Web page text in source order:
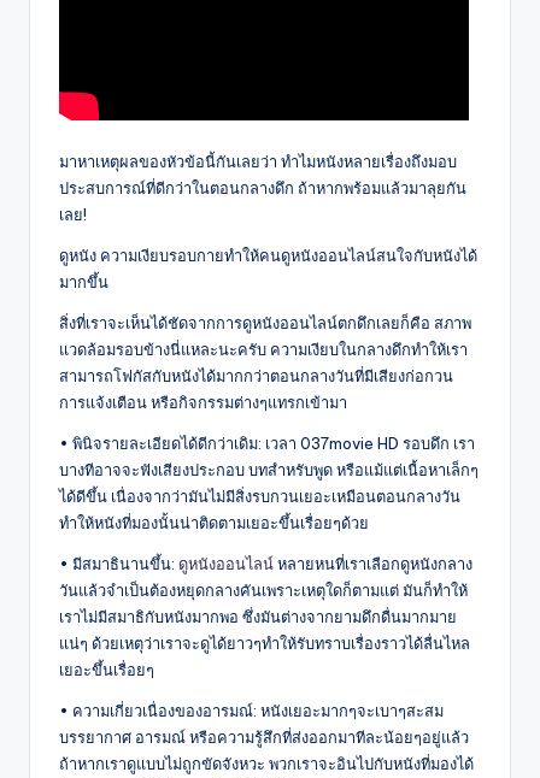
มาหาเหตุผลของหัวข้อนี้กันเลยว่า ทำไมหนังหลายเรื่องถึงมอบ
ประสบการณ์ที่ดีกว่าในตอนกลางดึก ถ้าหากพร้อมแล้วมาลุยกัน
เลย!
ดูหนัง ความเงียบรอบกายทำให้คนดูหนังออนไลน์สนใจกับหนังได้
มากขึ้น
สิ่งที่เราจะเห็นได้ชัดจากการดูหนังออนไลน์ตกดึกเลยก็คือ สภาพ
แวดล้อมรอบข้างนี่แหละนะครับ ความเงียบในกลางดึกทำให้เรา
สามารถโฟกัสกับหนังได้มากกว่าตอนกลางวันที่มีเสียงก่อกวน
การแจ้งเตือน หรือกิจกรรมต่างๆแทรกเข้ามา
• พินิจรายละเอียดได้ดีกว่าเดิม: เวลา 037movie HD รอบดึก เรา
บางทีอาจจะฟังเสียงประกอบ บทสำหรับพูด หรือแม้แต่เนื้อหาเล็กๆ
ได้ดีขึ้น เนื่องจากว่ามันไม่มีสิ่งรบกวนเยอะเหมือนตอนกลางวัน
ทำให้หนังที่มองนั้นน่าติดตามเยอะขึ้นเรื่อยๆด้วย
• มีสมาธินานขึ้น: ดูหนังออนไลน์หลายหนที่เราเลือกดูหนังกลาง
วันแล้วจำเป็นต้องหยุดกลางคันเพราะเหตุใดก็ตามแต่ มันก็ทำให้
เราไม่มีสมาธิกับหนังมากพอ ซึ่งมันต่างจากยามดึกดื่นมากมาย
แน่ๆ ด้วยเหตุว่าเราจะดูได้ยาวๆทำให้รับทราบเรื่องราวได้ลื่นไหล
เยอะขึ้นเรื่อยๆ
• ความเกี่ยวเนื่องของอารมณ์: หนังเยอะมากๆจะเบาๆสะสม
บรรยากาศ อารมณ์ หรือความรู้สึกที่ส่งออกมาทีละน้อยๆอยู่แล้ว
ถ้าหากเราดูแบบไม่ถูกขัดจังหวะ พวกเราจะอินไปกับหนังที่มองได้